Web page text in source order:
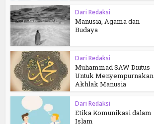
Dari Redaksi
Manusia, Agama dan
Budaya
Dari Redaksi
Muhammad SAW Diutus
Untuk Menyempurnakan
Akhlak Manusia
Dari Redaksi
Etika Komunikasi dalam
Islam